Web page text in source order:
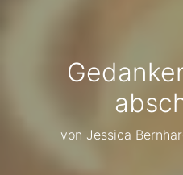
von Jessica